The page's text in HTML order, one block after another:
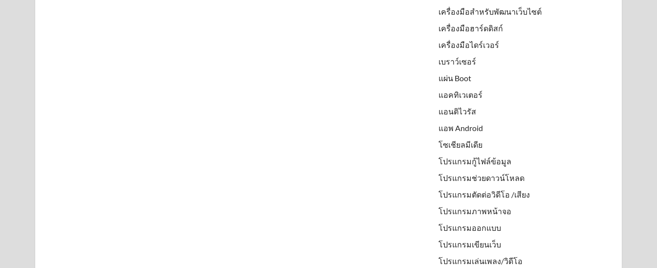
เครื่องมือสำหรับพัฒนาเว็บไซต์
เครื่องมือฮาร์ดดิสก์
เครื่องมือไดร์เวอร์
เบราว์เซอร์
แผ่น Boot
แอคทิเวเตอร์
แอนติไวรัส
แอพ Android
โซเชียลมีเดีย
โปรแกรมกู้ไฟล์ข้อมูล
โปรแกรมช่วยดาวน์โหลด
โปรแกรมตัดต่อวิดีโอ /เสียง
โปรแกรมภาพหน้าจอ
โปรแกรมออกแบบ
โปรแกรมเขียนเว็บ
โปรแกรมเล่นเพลง/วิดีโอ